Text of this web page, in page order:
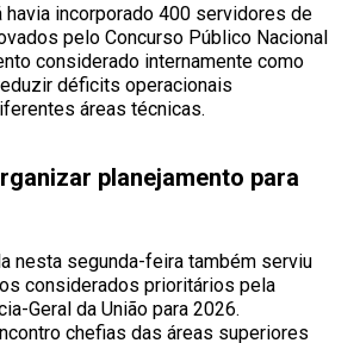
havia incorporado 400 servidores de
pelo Concurso Público Nacional
considerado internamente como
déficits operacionais
áreas técnicas.
planejamento para
nesta segunda-feira também serviu
considerados prioritários pela
Geral da União para 2026.
chefias das áreas superiores